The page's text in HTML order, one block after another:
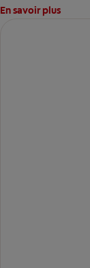
En savoir plus